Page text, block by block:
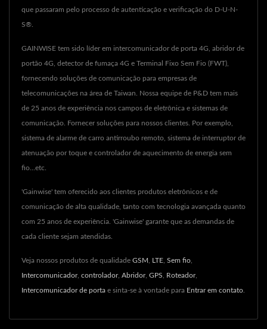
que passaram pelo processo de autenticação e verificação do D-U-N-
S®.
GAINWISE tem sido líder em intercomunicador de porta 4G, abridor de
portão 4G, detector de fumaça 4G e Terminal Fixo Sem Fio (FWT),
fornecendo soluções de comunicação para empresas de
telecomunicações na área de Taiwan. Nossa equipe de P&D tem mais
de 25 anos de experiência nos campos de eletrônica e sistemas de
comunicação. Fornecer soluções para nossos clientes. Por exemplo,
sistema de alarme de carro antirroubo remoto, sistema de interruptor de
atenuação por toque e controlador de aquecimento de energia sem
fio...etc.
'Gainwise' tem oferecido aos clientes produtos eletrônicos e de
comunicação de alta qualidade, tanto com tecnologia avançada quanto
com 25 anos de experiência. 'Gainwise' garante que as demandas de
cada cliente sejam atendidas.
Veja nossos produtos de qualidade GSM LTE Sem fio
Intercomunicador, controlador, Abridor, GPS Roteador,
Intercomunicador de porta e sinta-se à vontade para Entrar em contato